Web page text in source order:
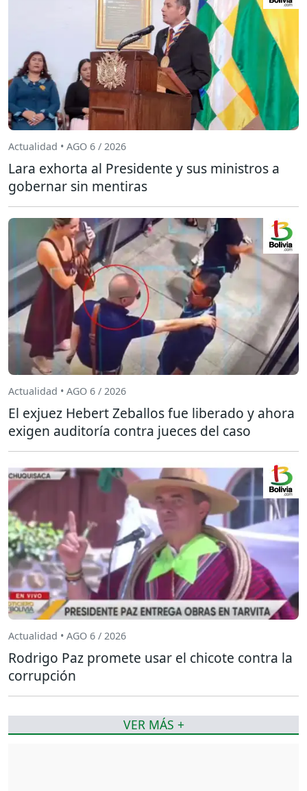
Actualidad • AGO 6 / 2026
Lara exhorta al Presidente y sus ministros a
gobernar sin mentiras
Actualidad • AGO 6 / 2026
El exjuez Hebert Zeballos fue liberado y ahora
exigen auditoría contra jueces del caso
Actualidad • AGO 6 / 2026
Rodrigo Paz promete usar el chicote contra la
corrupción
VER MÁS +